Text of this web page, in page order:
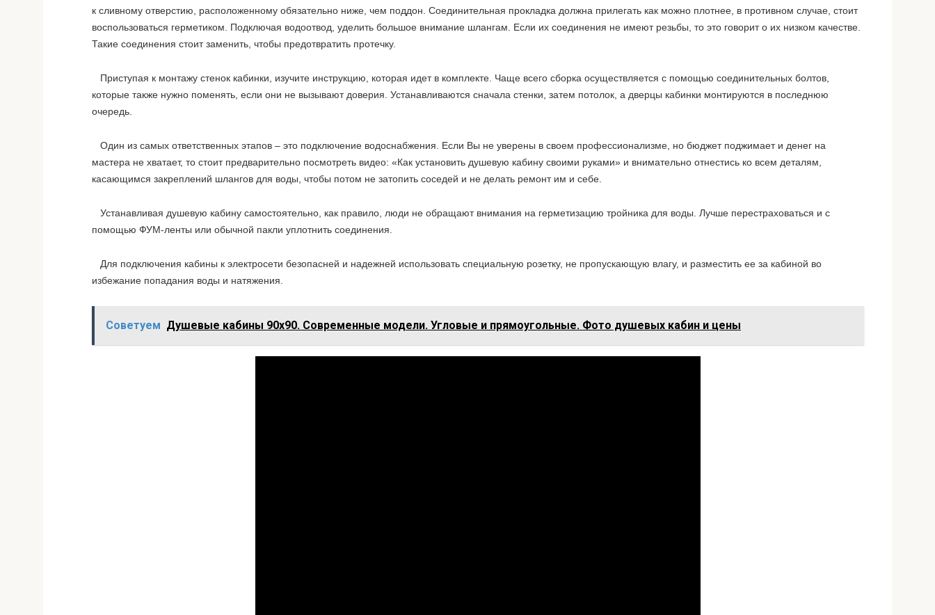
к сливному отверстию, расположенному обязательно ниже, чем поддон. Соединительная прокладка должна прилегать как можно плотнее, в противном случае, стоит
воспользоваться герметиком. Подключая водоотвод, уделить большое внимание шлангам. Если их соединения не имеют резьбы, то это говорит о их низком качестве.
Такие соединения стоит заменить, чтобы предотвратить протечку.
Приступая к монтажу стенок кабинки, изучите инструкцию, которая идет в комплекте. Чаще всего сборка осуществляется с помощью соединительных болтов,
которые также нужно поменять, если они не вызывают доверия. Устанавливаются сначала стенки, затем потолок, а дверцы кабинки монтируются в последнюю
очередь.
Один из самых ответственных этапов – это подключение водоснабжения. Если Вы не уверены в своем профессионализме, но бюджет поджимает и денег на
мастера не хватает, то стоит предварительно посмотреть видео: «Как установить душевую кабину своими руками» и внимательно отнестись ко всем деталям,
касающимся закреплений шлангов для воды, чтобы потом не затопить соседей и не делать ремонт им и себе.
Устанавливая душевую кабину самостоятельно, как правило, люди не обращают внимания на герметизацию тройника для воды. Лучше перестраховаться и с
помощью ФУМ-ленты или обычной пакли уплотнить соединения.
Для подключения кабины к электросети безопасней и надежней использовать специальную розетку, не пропускающую влагу, и разместить ее за кабиной во
избежание попадания воды и натяжения.
Советуем Душевые кабины 90х90. Современные модели. Угловые и прямоугольные. Фото душевых кабин и цены